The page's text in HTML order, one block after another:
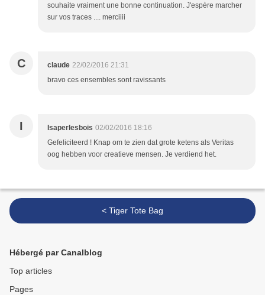
souhaite vraiment une bonne continuation. J'espère marcher
sur vos traces .... merciiii
C claude 22/02/2016 21:31
bravo ces ensembles sont ravissants
I Isaperlesbois 02/02/2016 18:16
Gefeliciteerd ! Knap om te zien dat grote ketens als Veritas
oog hebben voor creatieve mensen. Je verdiend het.
< Tiger Tote Bag
Hébergé par Canalblog
Top articles
Pages